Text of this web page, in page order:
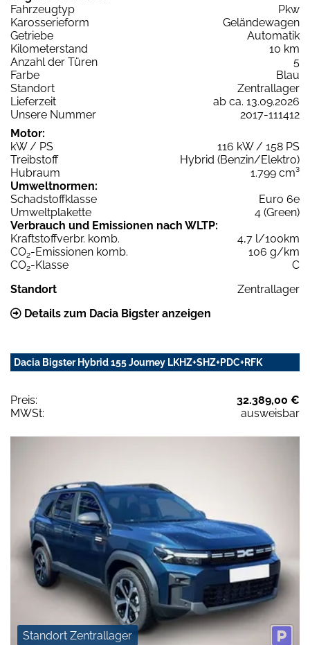
Fahrzeugtyp
Pkw
Karosserieform
Geländewagen
Getriebe
Automatik
Kilometerstand
10 km
Anzahl der Türen
5
Farbe
Blau
Standort
Zentrallager
Lieferzeit
ab ca. 13.09.2026
Unsere Nummer
2017-111412
Motor:
kW / PS
116 kW / 158 PS
Treibstoff
Hybrid (Benzin/Elektro)
Hubraum
1.799 cm³
Umweltnormen:
Schadstoffklasse
Euro 6e
Umweltplakette
4 (Green)
Verbrauch und Emissionen nach WLTP:
Kraftstoffverbr. komb.
4,7 l/100km
CO2-Emissionen komb.
106 g/km
CO2-Klasse
C
Standort
Zentrallager
Details zum Dacia Bigster anzeigen
Dacia Bigster Hybrid 155 Journey LKHZ+SHZ+PDC+RFK
Preis:
32.389,00 €
MWSt:
ausweisbar
Standort Zentrallager